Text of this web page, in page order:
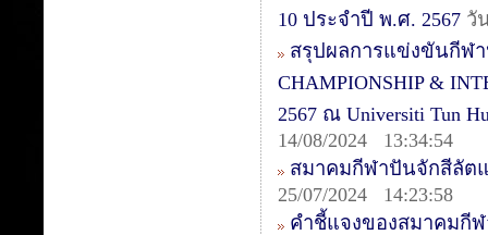
10 ประจำปี พ.ศ. 2567 วั
สรุปผลการแข่งขันกีฬา
CHAMPIONSHIP &
2567 ณ Universiti Tun
14/08/2024 13:34:54
สมาคมกีฬาปันจักสีลัต
25/07/2024 14:23:58
คำชี้แจงของสมาคมกี